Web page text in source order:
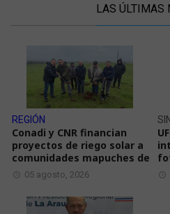
LAS ÚLTIMAS
REGIÓN
Conadi y CNR financian
proyectos de riego solar a
comunidades mapuches de
05 agosto, 2026